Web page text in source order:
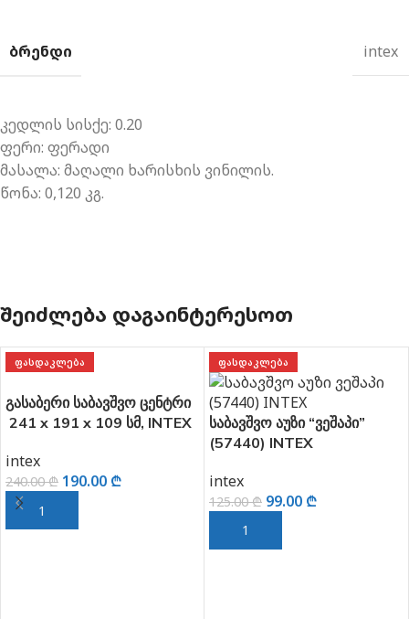
ᲑᲠᲔᲜᲓᲘ intex
კედლის სისქე: 0.20
ფერი: ფერადი
მასალა: მაღალი ხარისხის ვინილის.
წონა: 0,120 კგ.
ᲨᲔᲘᲫᲚᲔᲑᲐ ᲓᲐᲒᲐᲘᲜᲢᲔᲠᲔᲡᲝᲗ
ᲤᲐᲡᲓᲐᲙᲚᲔᲑᲐ
გასაბერი საბავშვო ცენტრი
241 x 191 x 109 სმ, INTEX
intex
240.00₾ 190.00 ₾
ᲙᲐᲚᲐᲗᲐᲨᲘ ᲓᲐᲛᲐᲢᲔᲑᲐ
ᲤᲐᲡᲓᲐᲙᲚᲔᲑᲐ
საბავშვო აუზი “ვეშაპი”
(57440) INTEX
intex
125.00₾ 99.00 ₾
ᲙᲐᲚᲐᲗᲐᲨᲘ ᲓᲐᲛᲐᲢᲔᲑᲐ